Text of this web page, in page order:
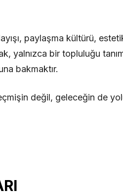
paylaşma kültürü,
yalnızca bir topluluğu
bakmaktır.
değil, geleceğin de